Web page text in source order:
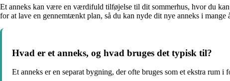
Et anneks kan være en værdifuld tilføjelse til dit sommerhus, hvor du
for at lave en gennemtænkt plan, så du kan nyde dit nye anneks i mange
Hvad er et anneks, og hvad bruges det typisk til?
Et anneks er en separat bygning, der ofte bruges som et ekstra rum